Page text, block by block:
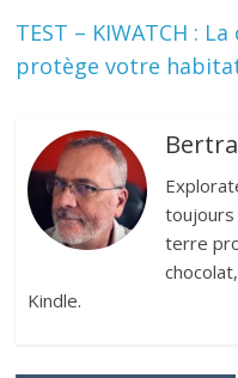
TEST – KIWATCH :
protège votre
toujours
terre
Kindle.